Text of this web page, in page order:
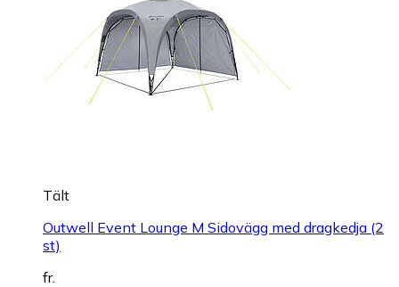
Tält
Outwell Event Lounge M Sidovägg med dragkedja (2
st)
fr.